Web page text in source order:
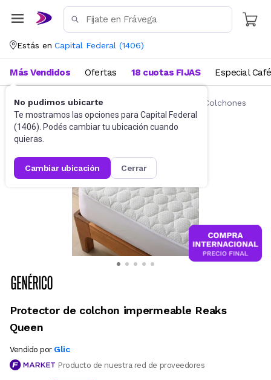
Estás en Capital Federal (1406)
No pudimos ubicarte
Te mostramos las opciones para Capital Federal
(1406). Podés cambiar tu ubicación cuando
quieras.
cambiar ubicación cerrar
Más Vendidos Ofertas 18 cuotas FIJAS Especial Café
Ropa de cama Fundas y Protectores para Colchones
Protector de colchon impermeable Reaks
Queen
Vendido por Glic
Producto de nuestra red de proveedores